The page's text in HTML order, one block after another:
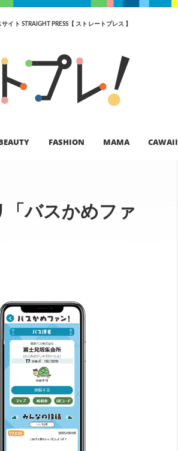
イト STRAIGHT PRESS【 ストレートプレス 】
FASHION MAMA CAWAII
「バスかめファ